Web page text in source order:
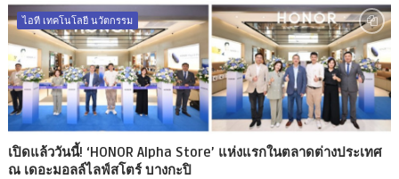
ไอที เทคโนโลยี นวัตกรรม
เปิดแล้ววันนี้! ‘HONOR Alpha Store’ แห่งแรกในตลาดต่างประเทศ
ณ เดอะมอลล์ไลฟ์สโตร์ บางกะปิ